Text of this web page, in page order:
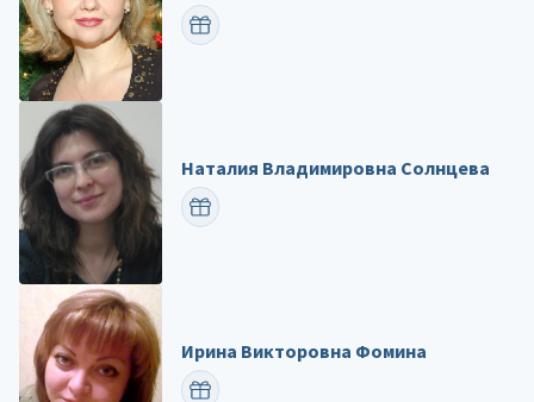
ПОЗДРАВИТЬ
Наталия Владимировна Солнцева
ПОЗДРАВИТЬ
Ирина Викторовна Фомина
ПОЗДРАВИТЬ